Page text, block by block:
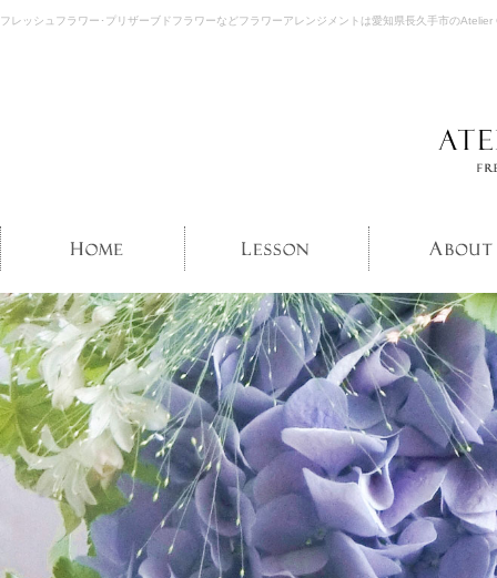
フレッシュフラワー･プリザーブドフラワーなどフラワーアレンジメントは愛知県長久手市の